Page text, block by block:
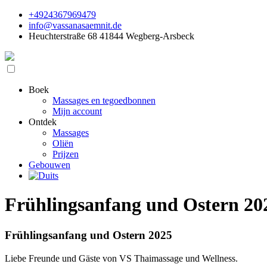
+4924367969479
info@vassanasaemnit.de
Heuchterstraße 68 41844 Wegberg-Arsbeck
Boek
Massages en tegoedbonnen
Mijn account
Ontdek
Massages
Oliën
Prijzen
Gebouwen
Frühlingsanfang und Ostern
Frühlingsanfang und Ostern 2025
Liebe Freunde und Gäste von VS Thaimassage und Wellness.